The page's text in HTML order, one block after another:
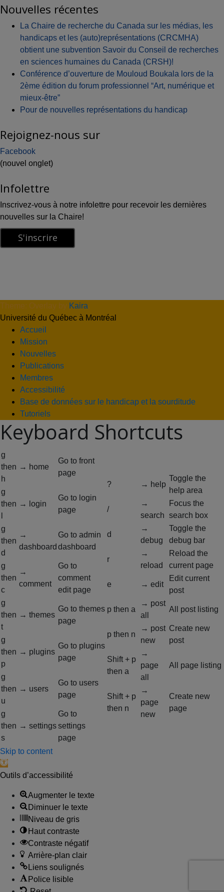
Nouvelles récentes
La Chaire de recherche du Canada sur les médias, les
handicaps et les (auto)représentations (CRCMHA)
obtient une subvention Savoir du Conseil de recherches
en sciences humaines du Canada (CRSH)!
Conférence d’ouverture de Mouloud Boukala lors de la
2ème édition du forum professionnel “Art, numérique et
mieux-être”
Pour de nouvelles représentations du handicap
Rejoignez-nous sur
Facebook
(nouvel onglet)
Infolettre
Inscrivez-vous à notre infolettre pour recevoir les dernières
nouvelles sur la Chaire!
Kaira
Université du Québec à Montréal
Accueil
Mission
Nouvelles
Publications
Membres
Accessibilité
Base de données sur le handicap et la sourditude
Tutoriels
Keyboard Shortcuts
g
then
h
→ home
Go to front
page
g
then → login
Go to login
page
g
then
d
→
dashboard
Go to admin
dashboard
g
then
c
→
comment
Go to
comment
edit page
g
then
t
→ themes
Go to themes
page
g
then
p
→ plugins
Go to plugins
page
g
then
u
→ users
Go to users
page
g
then
s
→ settings
Go to
settings
page
? → help
Toggle the
help area
/
→
search
Focus the
search box
d
→
debug
Toggle the
debug bar
r
→
reload
Reload the
current page
e → edit
Edit current
post
p then a
→ post
all
All post listing
p then n
→ post
new
Create new
post
Shift + p
then a
→
page
all
All page listing
Shift + p
then n
→
page
new
Create new
page
Skip to content
Open toolbar
Outils d’accessibilité
Augmenter le texte
Diminuer le texte
Niveau de gris
Haut contraste
Contraste négatif
Arrière-plan clair
Liens soulignés
Police lisible